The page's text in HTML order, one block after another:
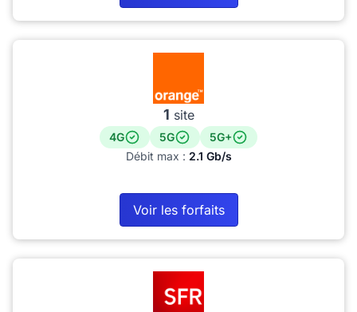
1 site
4G 5G
5G+
Débit max : 2.1 Gb/s
Voir les forfaits